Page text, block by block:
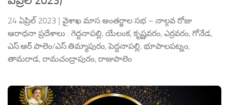
24 ఏప్రిల్ 2023 | వైశాఖ మాస అంతర్జాల సభ – నాల్గవ రోజు
ఆరాధనా ప్రదేశాలు : గెద్దనాపల్లి, యేలంక, కృష్ణవరం, ఎర్రవరం, గోనేడ,
ఎస్.ఆర్ పాలెం/ఎస్.తిమ్మాపురం, పెద్దనాపల్లి, భూపాలపట్నం,
తామరాడ, రామచంద్రాపురం, రాజుపాలెం